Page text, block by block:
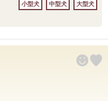
小型犬 中型犬 大型犬